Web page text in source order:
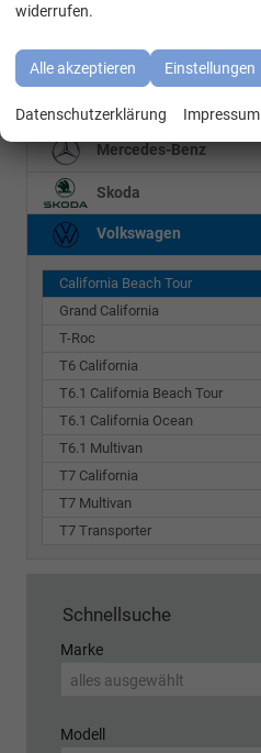
BMW
Cupra
Mercedes-Benz
Skoda
Volkswagen
California Beach Tour
Grand California
T-Roc
T6 California
T6.1 California Beach Tour
T6.1 California Ocean
T6.1 Multivan
T7 California
T7 Multivan
T7 Transporter
Schnellsuche
Marke
alles ausgewählt
Modell
widerrufen.
Alle akzeptieren Einstellungen
Datenschutzerklärung Impressum